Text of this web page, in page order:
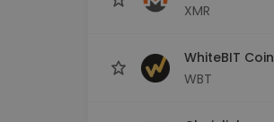
XMR
WhiteBIT Coin
WBT